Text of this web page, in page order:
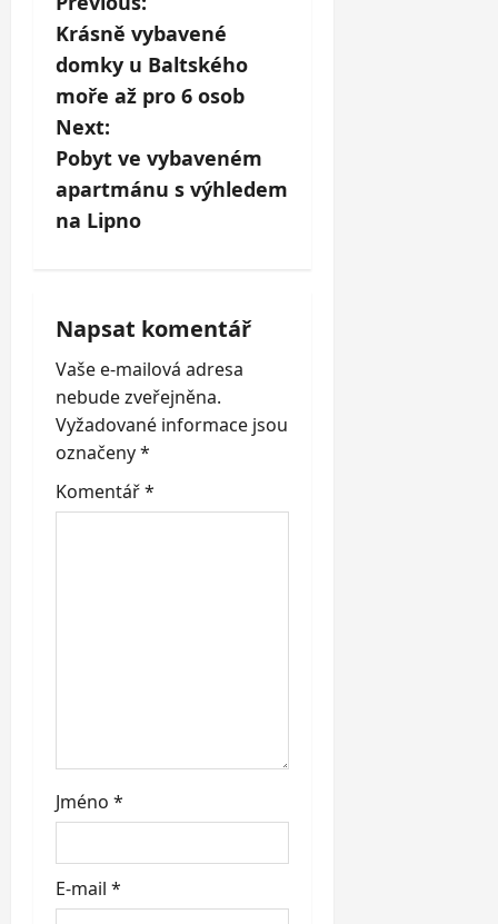
o
s
t
n
a
i
g
a
t
i
Krásně vybavené
domky u Baltského
moře až pro 6 osob
Next:
Pobyt ve vybaveném
apartmánu s výhledem
na Lipno
Napsat komentář
Vaše e-mailová adresa
nebude zveřejněna.
Vyžadované informace jsou
označeny*
Komentář*
Jméno *
E-mail *